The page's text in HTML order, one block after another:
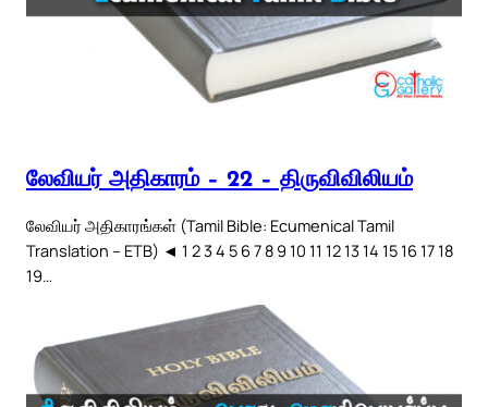
லேவியர் அதிகாரம் – 22 – திருவிவிலியம்
லேவியர் அதிகாரங்கள் (Tamil Bible: Ecumenical Tamil
Translation – ETB) ◄ 1 2 3 4 5 6 7 8 9 10 11 12 13 14 15 16 17 18
19…